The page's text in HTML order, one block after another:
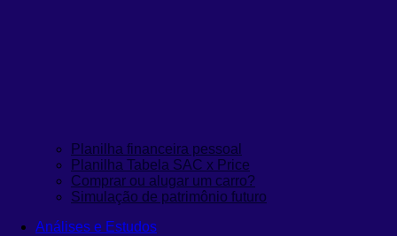
Planilha financeira pessoal
Planilha Tabela SAC x Price
Comprar ou alugar um carro?
Simulação de patrimônio futuro
Análises e Estudos